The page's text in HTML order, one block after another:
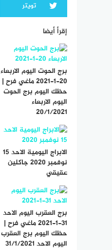
تويتر
إقرأ أيضا
برج الحوت اليوم الاربعاء
20-1-2021 ماغي فرح |
حظك اليوم برج الحوت
اليوم الاربعاء
20/1/2021
الابراج اليومية الاحد 15
نوفمبر 2020 جاكلين
عقيقي
برج العقرب اليوم الاحد
31-1-2021 ماغي فرح |
حظك اليوم برج العقرب
اليوم الاحد 31/1/2021